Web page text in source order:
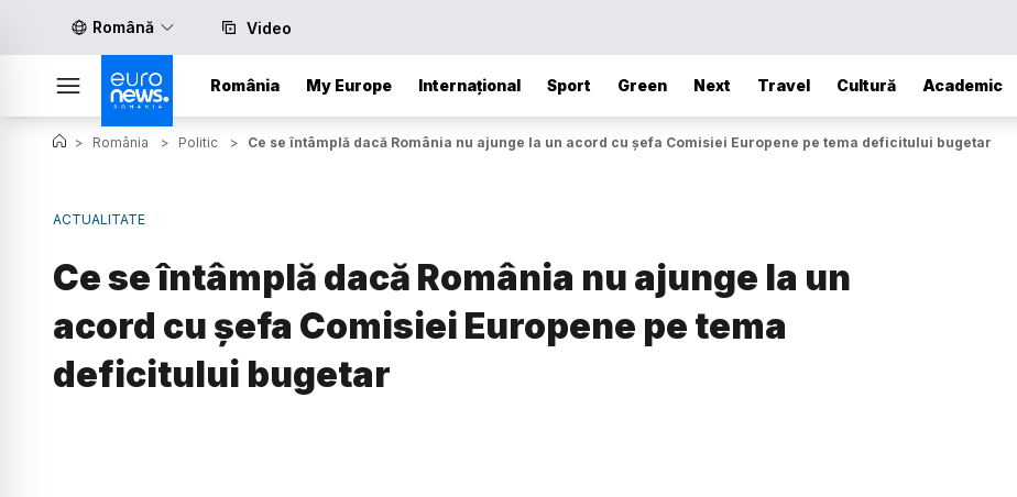
Română Video
România My Europe Internațional Sport Green Next Travel Cultură Academic
> România > Politic > Ce se întâmplă dacă România nu ajunge la un acord cu șefa Comisiei Europene pe tema deficitului bugetar
ACTUALITATE
Ce se întâmplă dacă România nu ajunge la un
acord cu șefa Comisiei Europene pe tema
deficitului bugetar